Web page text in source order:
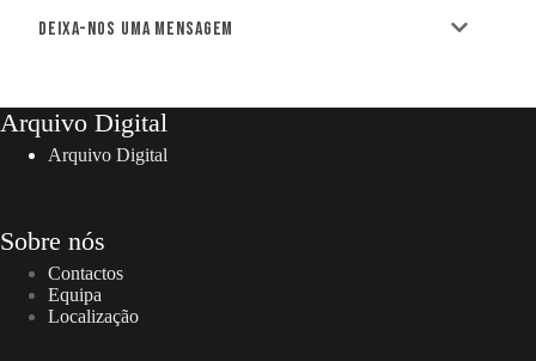
Deixa-nos uma mensagem
Arquivo Digital
Arquivo Digital
Sobre nós
Contactos
Equipa
Localização